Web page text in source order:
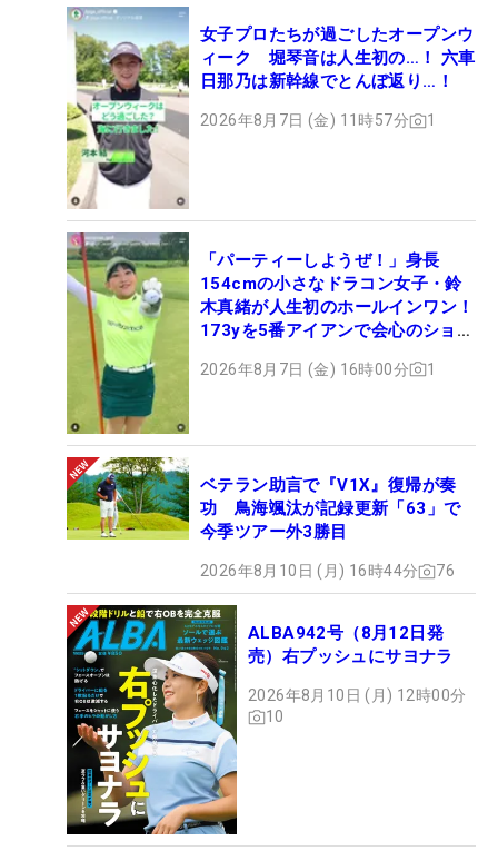
女子プロたちが過ごしたオープンウ
ィーク 堀琴音は人生初の…！ 六車
日那乃は新幹線でとんぼ返り…！
2026年8月7日 (金) 11時57分 1
「パーティーしようぜ！」身長
154cmの小さなドラコン女子・鈴
木真緒が人生初のホールインワン！
173yを5番アイアンで会心のショッ
2026年8月7日 (金) 16時00分 1
ベテラン助言で『V1X』復帰が奏
功 鳥海颯汰が記録更新「63」で
今季ツアー外3勝目
2026年8月10日 (月) 16時44分 76
ALBA942号（8月12日発
売）右プッシュにサヨナラ
2026年8月10日 (月) 12時00分
10